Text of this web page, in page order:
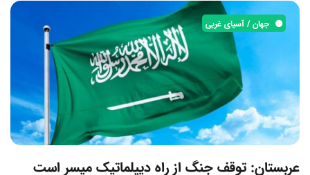
جهان / آسیای غربی
عربستان: توقف جنگ از راه دیپلماتیک میسر است